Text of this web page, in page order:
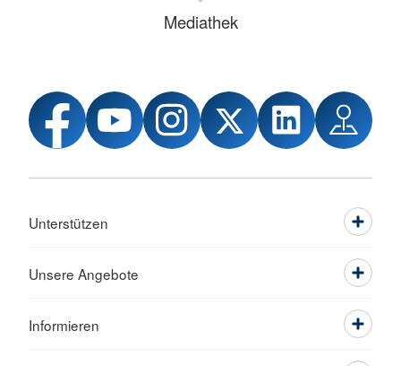
Mediathek
Unterstützen
Unsere Angebote
Informieren